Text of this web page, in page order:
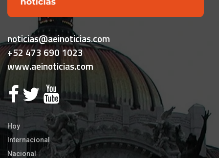
noticias@aeinoticias.com
+52 473 690 1023
www.aeinoticias.com
Hoy
Internacional
Nacional